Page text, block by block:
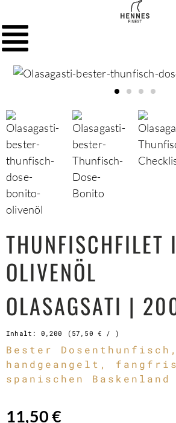
THUNFISCHFILET
OLIVENÖL
OLASAGSATI |
Inhalt: 0,200 ( 57,50€ / )
Bester Dosenthunfisch,
handgeangelt,
spanischen Baskenland
11,50€